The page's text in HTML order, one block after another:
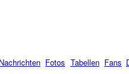
Nachrichten Fotos Tabellen Fans